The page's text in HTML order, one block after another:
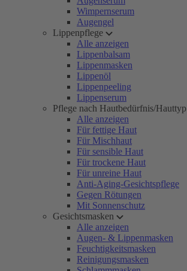
Wimpernserum
Augengel
Lippenpflege
Alle anzeigen
Lippenbalsam
Lippenmasken
Lippenöl
Lippenpeeling
Lippenserum
Pflege nach Hautbedürfnis/Hauttyp
Alle anzeigen
Für fettige Haut
Für Mischhaut
Für sensible Haut
Für trockene Haut
Für unreine Haut
Anti-Aging-Gesichtspflege
Gegen Rötungen
Mit Sonnenschutz
Gesichtsmasken
Alle anzeigen
Augen- & Lippenmasken
Feuchtigkeitsmasken
Reinigungsmasken